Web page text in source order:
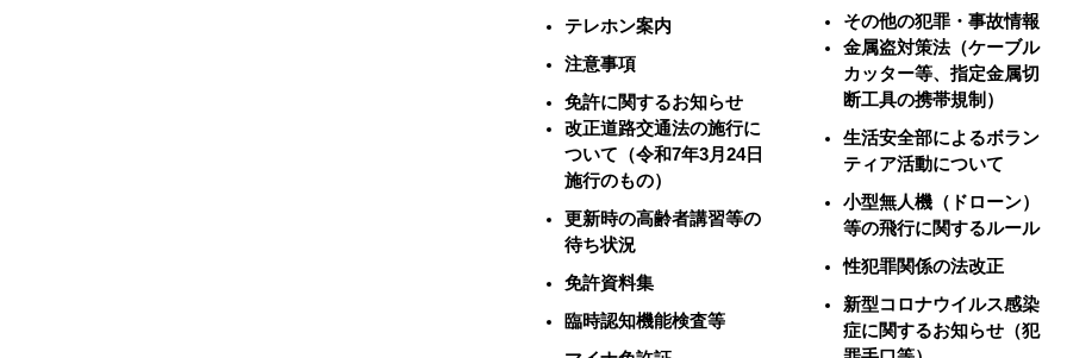
テレホン案内
注意事項
免許に関するお知らせ
改正道路交通法の施行に
ついて（令和7年3月24日
施行のもの）
更新時の高齢者講習等の
待ち状況
免許資料集
臨時認知機能検査等
その他の犯罪・事故情報
金属盗対策法（ケーブル
カッター等、指定金属切
断工具の携帯規制）
生活安全部によるボラン
ティア活動について
小型無人機（ドローン）
等の飛行に関するルール
性犯罪関係の法改正
新型コロナウイルス感染
症に関するお知らせ（犯